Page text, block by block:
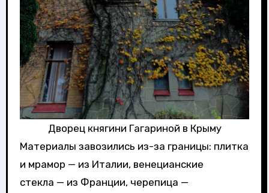
Дворец княгини Гагариной в Крыму
Материалы завозились из-за границы: плитка
и мрамор — из Италии, венецианские
стекла — из Франции, черепица —